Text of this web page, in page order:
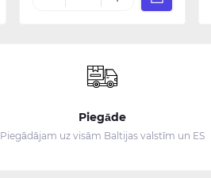
Piegāde
Piegādājam uz visām Baltijas valstīm un ES